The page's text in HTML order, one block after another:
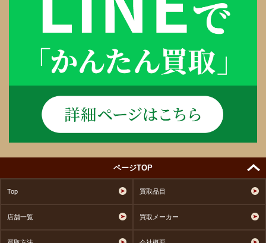
ページTOP
Top 買取品目
店舗一覧 買取メーカー